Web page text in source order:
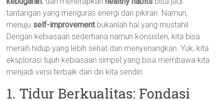
tantangan yang menguras energi dan pikiran. Namun,
menuju self-improvementbukanlah hal yang mustahil.
Dengan kebiasaan sederhana namun konsisten, kita bisa
meraih hidup yang lebih sehat dan menyenangkan. Yuk, kita
eksplorasi tujuh kebiasaan simpel yang bisa membawa kita
menjadi versi terbaik dari diri kita sendiri.
1. Tidur Berkualitas: Fondasi